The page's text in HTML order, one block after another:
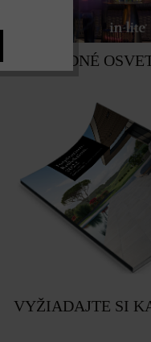
ZÁHRADNÉ
VYŽIADAJTE SI